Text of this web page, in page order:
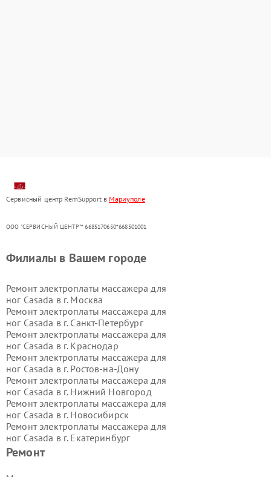
Сервисный центр RemSupport в Мариуполе
ООО "СЕРВИСНЫЙ ЦЕНТР"* 6685170650*668501001
Ремонт
Филиалы в Вашем городе
Ремонт электроплаты массажера для
ног Casada в г. Москва
Ремонт электроплаты массажера для
ног Casada в г. Санкт-Петербург
Ремонт электроплаты массажера для
ног Casada в г. Краснодар
Ремонт электроплаты массажера для
ног Casada в г. Ростов-на-Дону
Ремонт электроплаты массажера для
ног Casada в г. Нижний Новгород
Ремонт электроплаты массажера для
ног Casada в г. Новосибирск
Ремонт электроплаты массажера для
ног Casada в г. Екатеринбург
Ремонт электроплаты массажера для
Ремонт электроплаты массажера для